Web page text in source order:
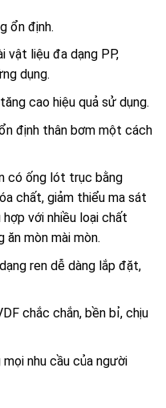
ổn định.
vật liệu đa dạng PP,
dụng.
cao hiệu quả sử dụng.
định thân bơm một cách
có ống lót trục bằng
chất, giảm thiểu ma sát
với nhiều loại chất
ăn mòn mài mòn.
ren dễ dàng lắp đặt,
chắc chắn, bền bỉ, chịu
nhu cầu của người